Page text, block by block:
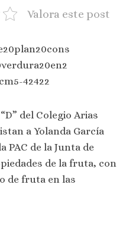
Valora este post
del Colegio Arias
a Yolanda García
PAC de la Junta de
de la fruta, con
de fruta en las